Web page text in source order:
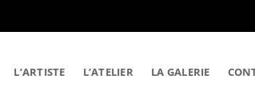
L’ARTISTE L’ATELIER LA GALERIE